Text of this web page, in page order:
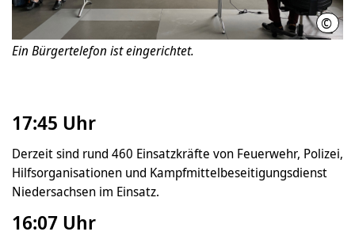
©
Ein Bürgertelefon ist eingerichtet.
17:45 Uhr
Derzeit sind rund 460 Einsatzkräfte von Feuerwehr, Polizei,
Hilfsorganisationen und Kampfmittelbeseitigungsdienst
Niedersachsen im Einsatz.
16:07 Uhr